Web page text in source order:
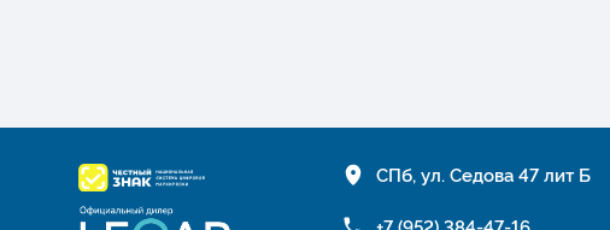
СПб, ул. Седова 47 лит Б